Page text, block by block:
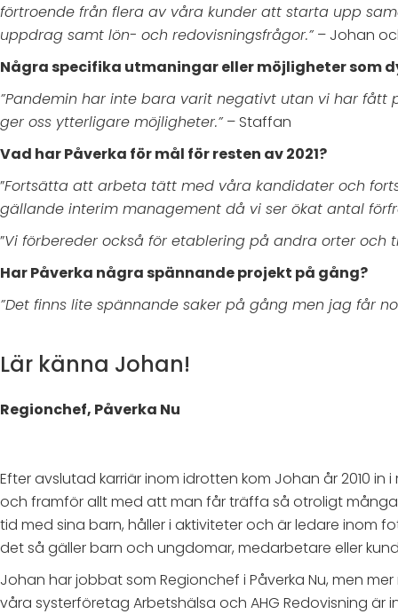
förtroende från flera av våra kunder att starta upp
uppdrag samt lön- och redovisningsfrågor.”– Johan
Några specifika utmaningar eller möjligheter som
”Pandemin har inte bara varit negativt utan vi har
ger oss ytterligare möjligheter.”– Staffan
Vad har Påverka för mål för resten av 2021?
”Fortsätta att arbeta tätt med våra kandidater och
gällande interim management då vi ser ökat antal
”Vi förbereder också för etablering på andra orter och
Har Påverka några spännande projekt på gång?
”Det finns lite spännande saker på gång men jag får
Lär känna Johan!
Regionchef, Påverka Nu
Efter avslutad karriär inom idrotten kom Johan år 2010
och framför allt med att man får träffa så otroligt
tid med sina barn, håller i aktiviteter och är ledare inom
det så gäller barn och ungdomar, medarbetare eller
Johan har jobbat som Regionchef i Påverka Nu, men
våra systerföretag Arbetshälsa och AHG Redovisning är